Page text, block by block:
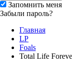
Запомнить меня
Забыли пароль?
Главная
LP
Foals
Total Life